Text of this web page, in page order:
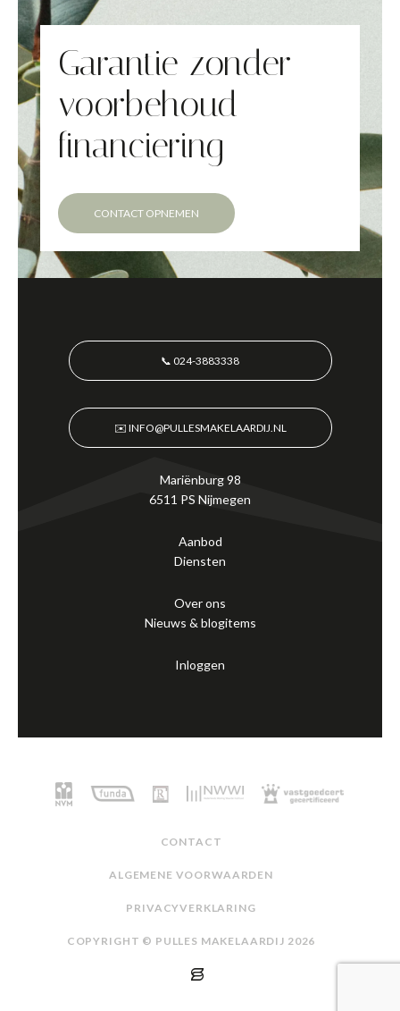
Garantie zonder
voorbehoud
financiering
CONTACT OPNEMEN
📞 024-3883338
✉️ INFO@PULLESMAKELAARDIJ.NL
Mariënburg 98
6511 PS Nijmegen
Aanbod
Diensten
Over ons
Nieuws & blogitems
Inloggen
COPYRIGHT © PULLES MAKELAARDIJ 2026
ALGEMENE VOORWAARDEN
PRIVACYVERKLARING
CONTACT